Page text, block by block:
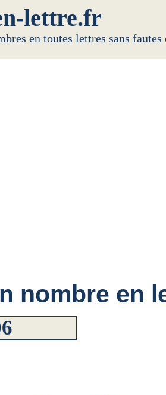
lettre.fr
en toutes lettres sans
nombre en